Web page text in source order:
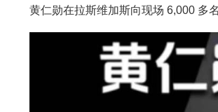
黄仁勋在拉斯维加斯向现场 6,000 多